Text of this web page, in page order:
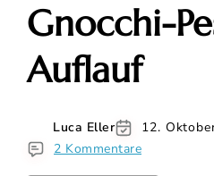
Gnocchi-
Auflauf
Luca Eller 12.
2 Kommentare